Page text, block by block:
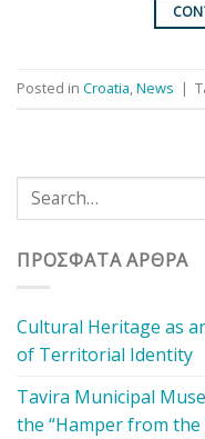
Posted in Croatia,News |
ΠΡΌΣΦΑΤΑ ΆΡΘΡΑ
Cultural Heritage as
of Territorial Identity
Tavira Municipal
the “Hamper from the